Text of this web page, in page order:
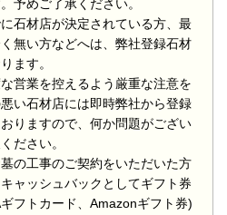
予めご了承ください。
石材店が決定されている方、最
無い方などへは、弊社登録石材
ます。
営業を控えるよう厳重な注意を
い石材店には即時弊社から登録
りますので、何か問題がござい
ださい。
の工事のご契約をいただいた方
ャッシュバックとしてギフト券
フトカード、Amazonギフト券)